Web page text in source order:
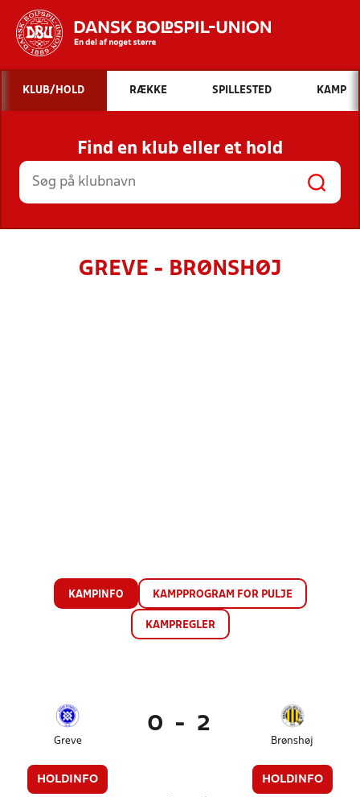
Hvad vil du søge efter?
INDHOLD OG NYHEDER
STILLINGER, RESULTATER, KLUBBER OG
HOLD
KLUB/HOLD RÆKKE SPILLESTED KAMP
Find en klub eller et hold
GREVE - BRØNSHØJ
KAMPINFO KAMPPROGRAM FOR PULJE
KAMPREGLER
Greve
HOLDINFO
0 - 2
Brønshøj
HOLDINFO